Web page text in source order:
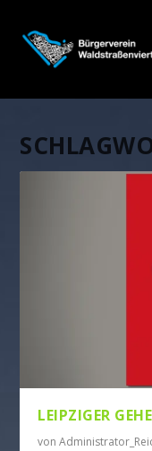
LEIPZIGER
von